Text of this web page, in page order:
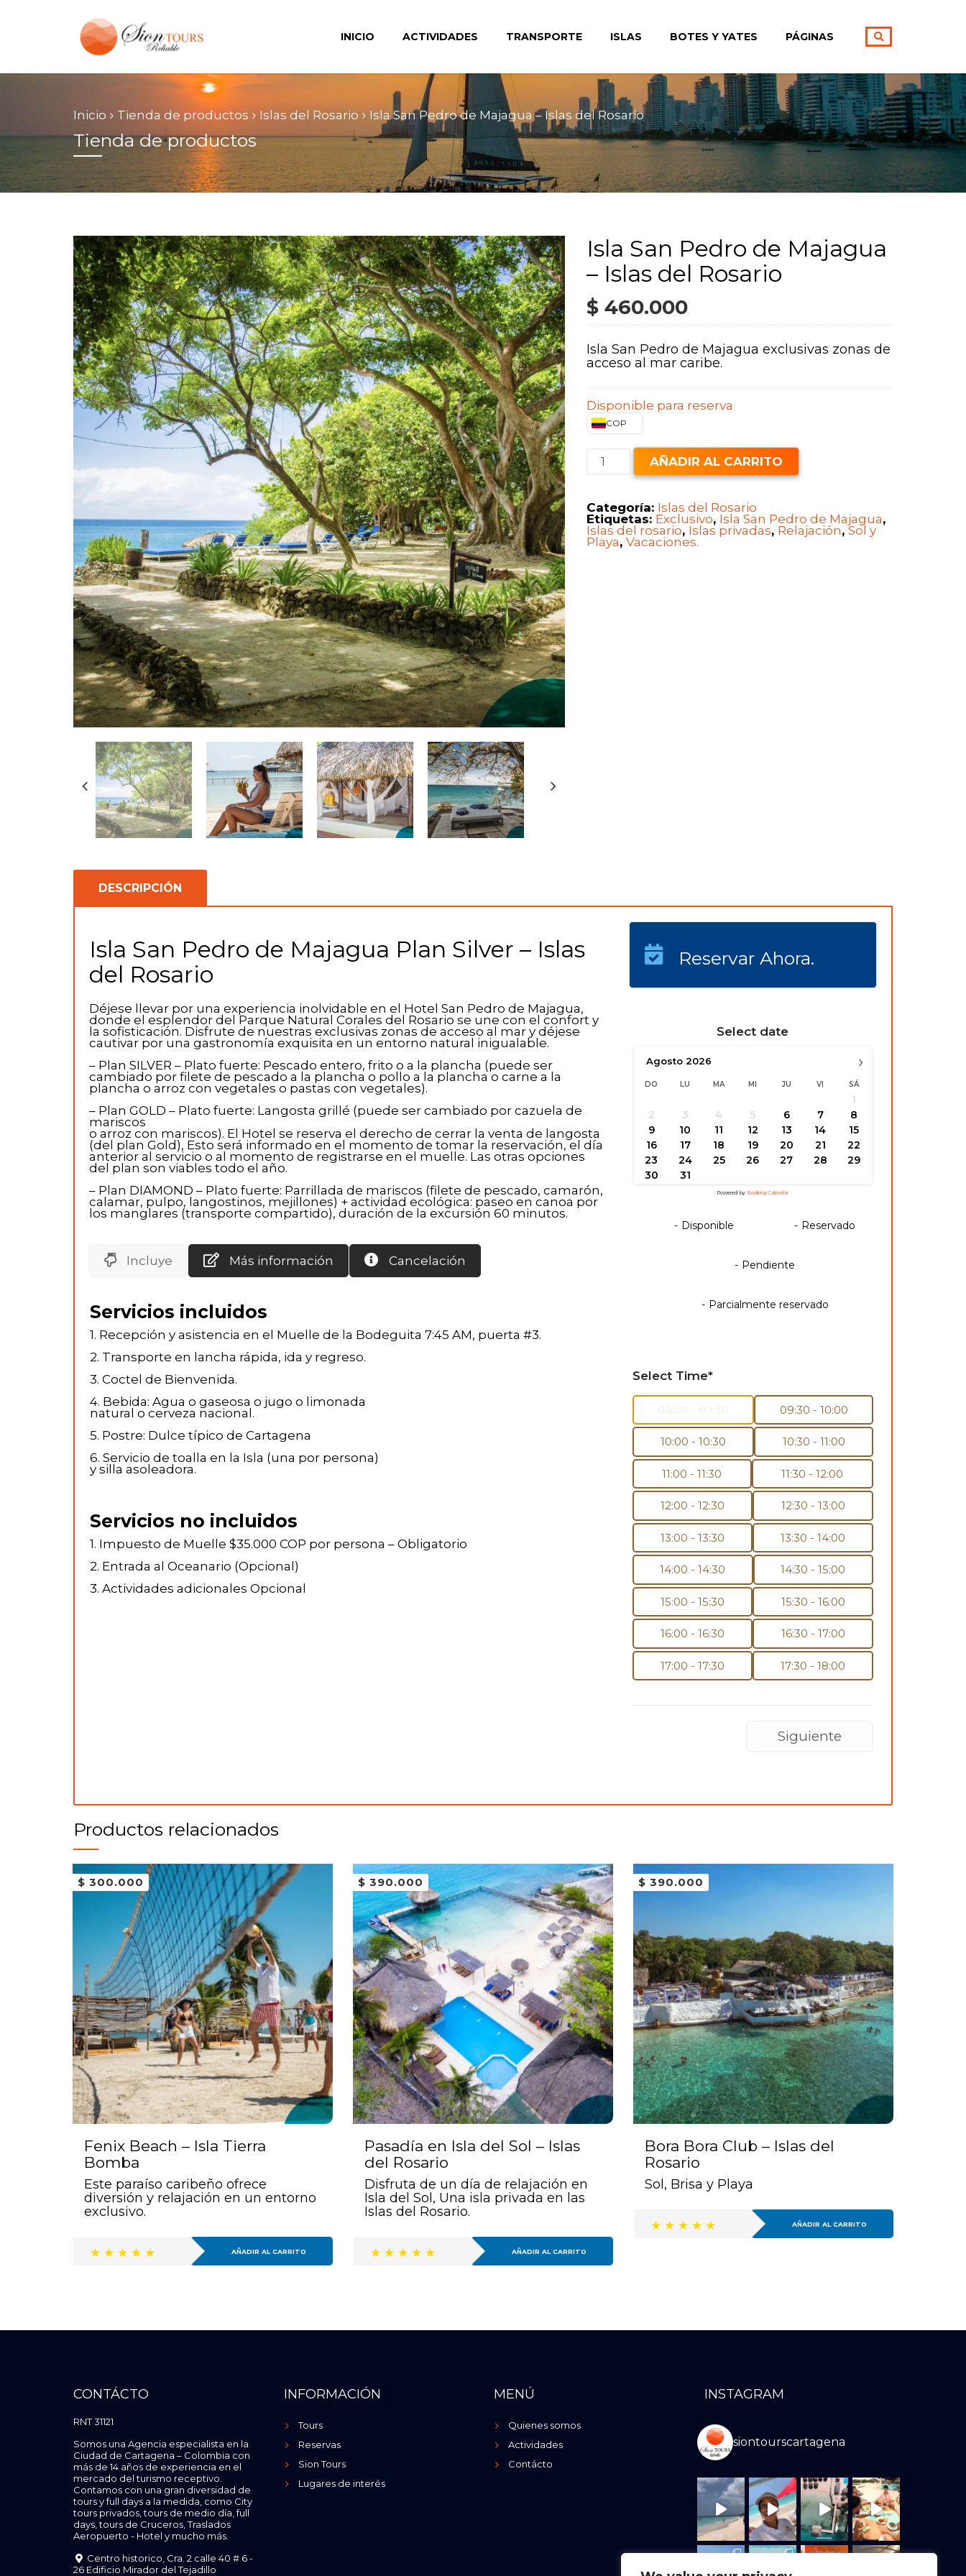
INICIO ACTIVIDADES TRANSPORTE ISLAS BOTES Y YATES PÁGINAS
Inicio Tienda de productos Islas del Rosario Isla San Pedro de Majagua – Islas del Rosario
Tienda de productos
Isla San Pedro de Majagua
– Islas del Rosario
$460.000
Isla San Pedro de Majagua exclusivas zonas de
acceso al mar caribe.
Disponible para reserva
COP
San
-
Islas
del
Rosario
AÑADIR AL CARRITO
Categoría: Islas del Rosario
Etiquetas: Exclusivo, Isla San Pedro de Majagua,
Islas del rosario, Islas privadas, Relajación,Sol y
Playa, Vacaciones.
DESCRIPCIÓN
Isla San Pedro de Majagua Plan Silver – Islas
del Rosario
Déjese llevar por una experiencia inolvidable en el Hotel San Pedro de Majagua,
donde el esplendor del Parque Natural Corales del Rosario se une con el confort y
la sofisticación. Disfrute de nuestras exclusivas zonas de acceso al mar y déjese
cautivar por una gastronomía exquisita en un entorno natural inigualable.
– Plan SILVER – Plato fuerte: Pescado entero, frito o a la plancha (puede ser
cambiado por filete de pescado a la plancha o pollo a la plancha o carne a la
plancha o arroz con vegetales o pastas con vegetales).
– Plan GOLD – Plato fuerte: Langosta grillé (puede ser cambiado por cazuela de
mariscos
o arroz con mariscos). El Hotel se reserva el derecho de cerrar la venta de langosta
(del plan Gold), Esto será informado en el momento de tomar la reservación, el día
anterior al servicio o al momento de registrarse en el muelle. Las otras opciones
del plan son viables todo el año.
– Plan DIAMOND – Plato fuerte: Parrillada de mariscos (filete de pescado, camarón,
calamar, pulpo, langostinos, mejillones) + actividad ecológica: paseo en canoa por
los manglares (transporte compartido), duración de la excursión 60 minutos.
Incluye Más información Cancelación
Servicios incluidos
1. Recepción y asistencia en el Muelle de la Bodeguita 7:45 AM, puerta #3.
2. Transporte en lancha rápida, ida y regreso.
3. Coctel de Bienvenida.
4. Bebida: Agua o gaseosa o jugo o limonada
natural o cerveza nacional.
5. Postre: Dulce típico de Cartagena
6. Servicio de toalla en la Isla (una por persona)
y silla asoleadora.
Servicios no incluidos
1. Impuesto de Muelle $35.000 COP por persona – Obligatorio
2. Entrada al Oceanario (Opcional)
3. Actividades adicionales Opcional
Reservar Ahora.
Select date
›
Agosto 2026
DO LU MA MI JU VI SÁ
1
2
3 4 5 6 7
8
9
10 11 12 13 14
15
16
17 18 19 20 21
22
23
24 25 26 27 28
29
30
31
Powered by Booking Calendar
- Disponible - Reservado
- Pendiente
- Parcialmente reservado
Select Time*
09:00 - 09:30 09:30 - 10:00
10:00 - 10:30 10:30 - 11:00
11:00 - 11:30 11:30 - 12:00
12:00 - 12:30 12:30 - 13:00
13:00 - 13:30 13:30 - 14:00
14:00 - 14:30 14:30 - 15:00
15:00 - 15:30 15:30 - 16:00
16:00 - 16:30 16:30 - 17:00
17:00 - 17:30 17:30 - 18:00
Siguiente
Productos relacionados
$ 300.000
Fenix Beach – Isla Tierra
Bomba
Este paraíso caribeño ofrece
diversión y relajación en un entorno
exclusivo.
AÑADIR AL CARRITO
$ 390.000
Pasadía en Isla del Sol – Islas
del Rosario
Disfruta de un día de relajación en
Isla del Sol, Una isla privada en las
Islas del Rosario.
AÑADIR AL CARRITO
$ 390.000
Bora Bora Club – Islas del
Rosario
Sol, Brisa y Playa
AÑADIR AL CARRITO
CONTÁCTO
RNT 31121
Somos una Agencia especialista en la
Ciudad de Cartagena – Colombia con
más de 14 años de experiencia en el
mercado del turismo receptivo.
Contamos con una gran diversidad de
tours y full days a la medida, como City
tours privados, tours de medio día, full
days, tours de Cruceros, Traslados
Aeropuerto - Hotel y mucho más.
Centro historico, Cra. 2 calle 40 # 6 -
26 Edificio Mirador del Tejadillo
INFORMACIÓN
Tours
Reservas
Sion Tours
Lugares de interés
MENÚ
Quienes somos
Actividades
Contácto
INSTAGRAM
siontourscartagena